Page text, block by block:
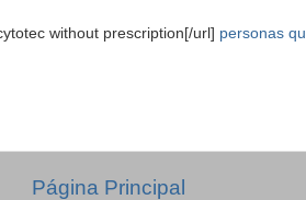
without prescription[/url] personas
Página Principal